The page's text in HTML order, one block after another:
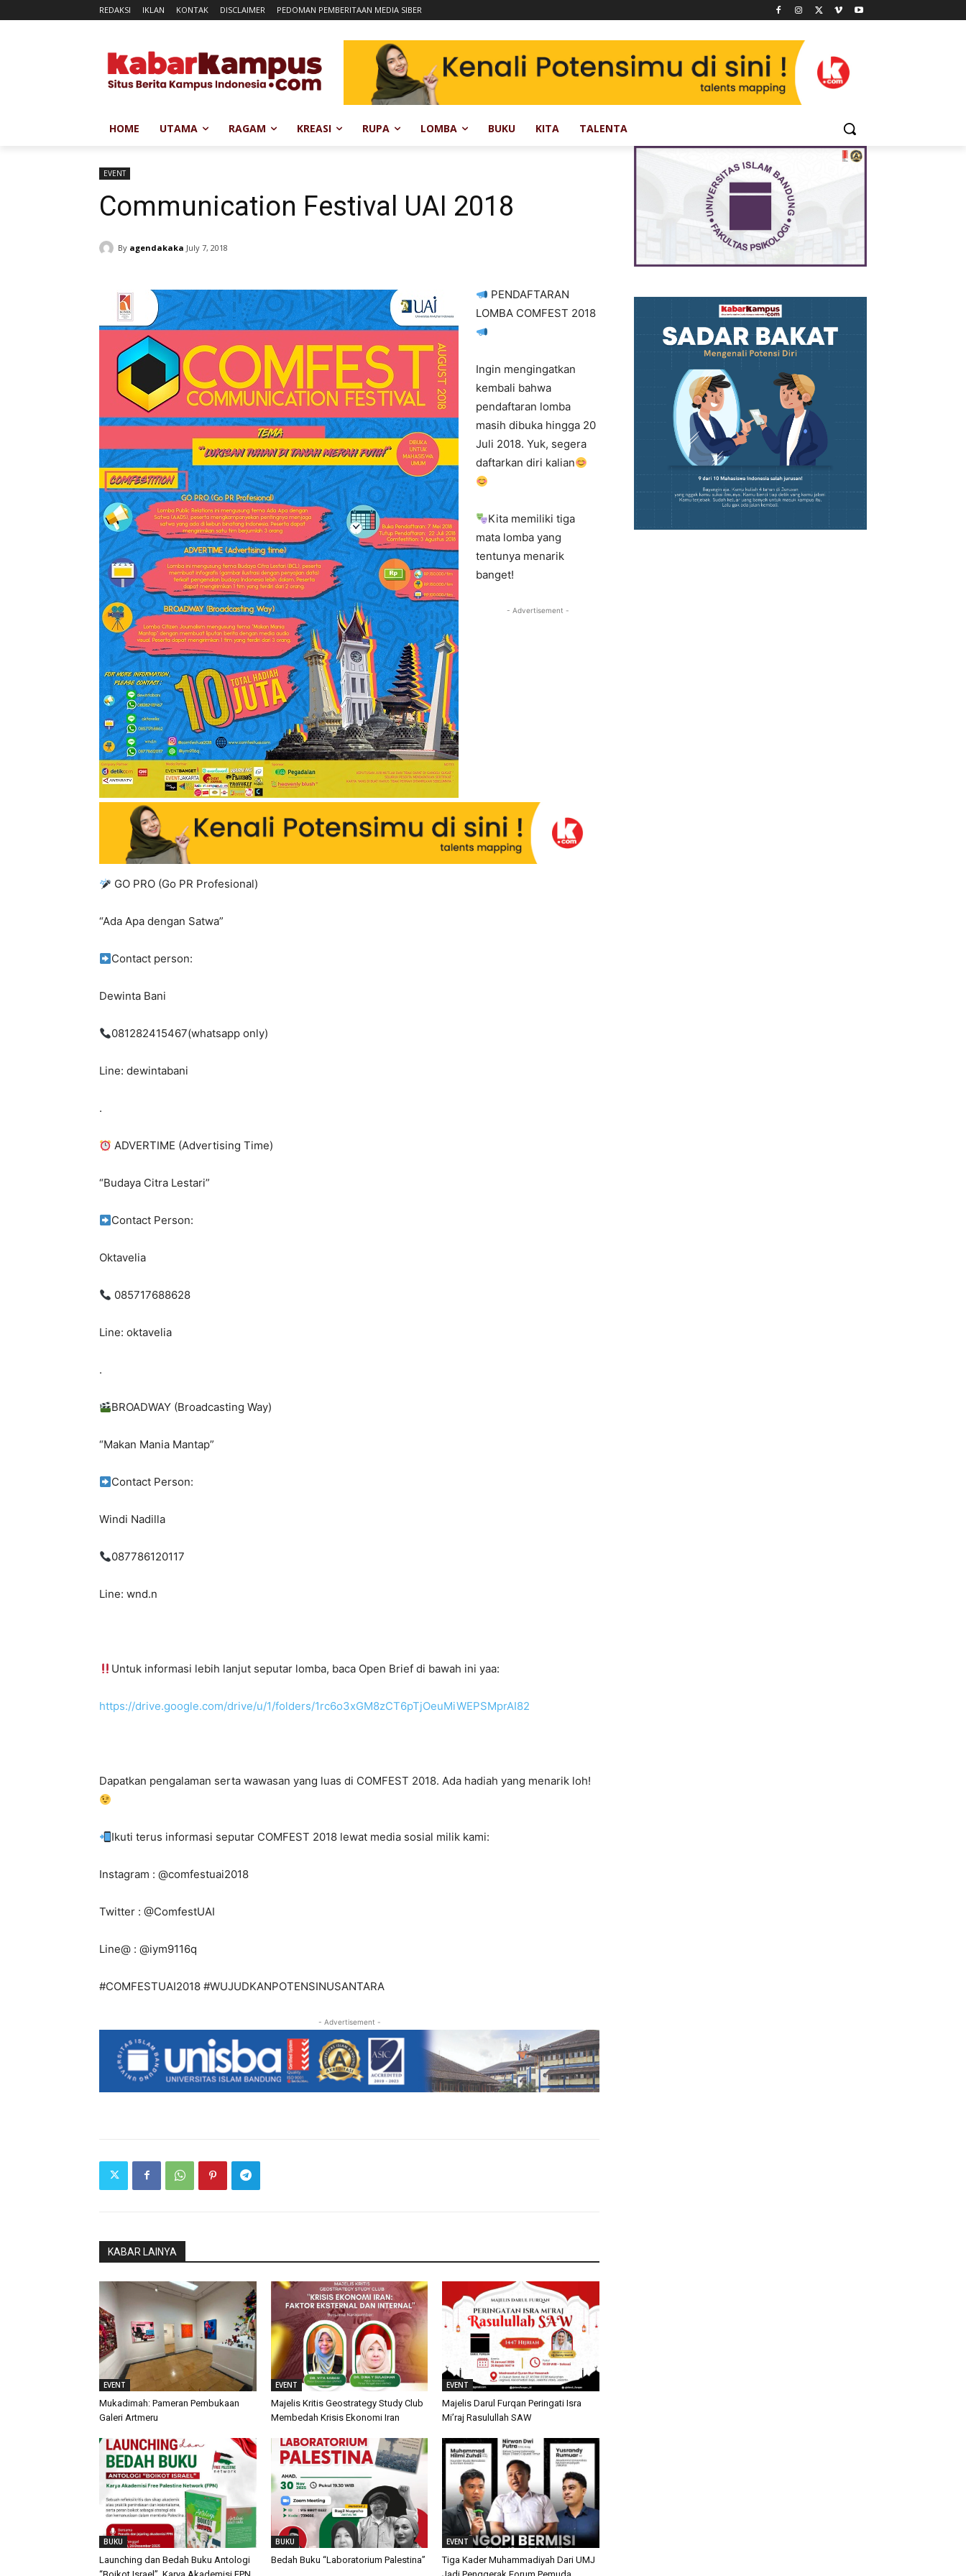
REDAKSI IKLAN KONTAK DISCLAIMER PEDOMAN PEMBERITAAN MEDIA SIBER
HOME UTAMA RAGAM KREASI RUPA LOMBA BUKU KITA TALENTA
EVENT
Communication Festival UAI 2018
By agendakaka July 7, 2018
PENDAFTARAN
LOMBA COMFEST 2018
Ingin mengingatkan
kembali bahwa
pendaftaran lomba
masih dibuka hingga 20
Juli 2018. Yuk, segera
daftarkan diri kalian
Kita memiliki tiga
mata lomba yang
tentunya menarik
banget!
- Advertisement -
GO PRO (Go PR Profesional)
“Ada Apa dengan Satwa”
Contact person:
Dewinta Bani
081282415467(whatsapp only)
Line: dewintabani
.
ADVERTIME (Advertising Time)
“Budaya Citra Lestari”
Contact Person:
Oktavelia
085717688628
Line: oktavelia
.
BROADWAY (Broadcasting Way)
“Makan Mania Mantap”
Contact Person:
Windi Nadilla
087786120117
Line: wnd.n
Untuk informasi lebih lanjut seputar lomba, baca Open Brief di bawah ini yaa:
https://drive.google.com/drive/u/1/folders/1rc6o3xGM8zCT6pTjOeuMiWEPSMprAI82
Dapatkan pengalaman serta wawasan yang luas di COMFEST 2018. Ada hadiah yang menarik loh!
Ikuti terus informasi seputar COMFEST 2018 lewat media sosial milik kami:
Instagram : @comfestuai2018
Twitter : @ComfestUAI
Line@ : @iym9116q
#COMFESTUAI2018 #WUJUDKANPOTENSINUSANTARA
- Advertisement -
KABAR LAINYA
EVENT
Mukadimah: Pameran Pembukaan
Galeri Artmeru
EVENT
Majelis Kritis Geostrategy Study Club
Membedah Krisis Ekonomi Iran
EVENT
Majelis Darul Furqan Peringati Isra
Mi’raj Rasulullah SAW
BUKU
Launching dan Bedah Buku Antologi
BUKU
Bedah Buku “Laboratorium Palestina”
EVENT
Tiga Kader Muhammadiyah Dari UMJ